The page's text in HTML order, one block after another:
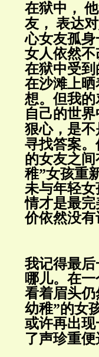
在狱中，
友， 表达
心女友孤
女人依然不
在狱中受
在沙滩上晒
想。但我
自己的世界
狠心，是不
寻找答案
的女友之
稚”女孩重
未与年轻
情才是最
价依然没
我记得最
哪儿。在
看着眉头仍
幼稚”的女
或许再出现
了声珍重便